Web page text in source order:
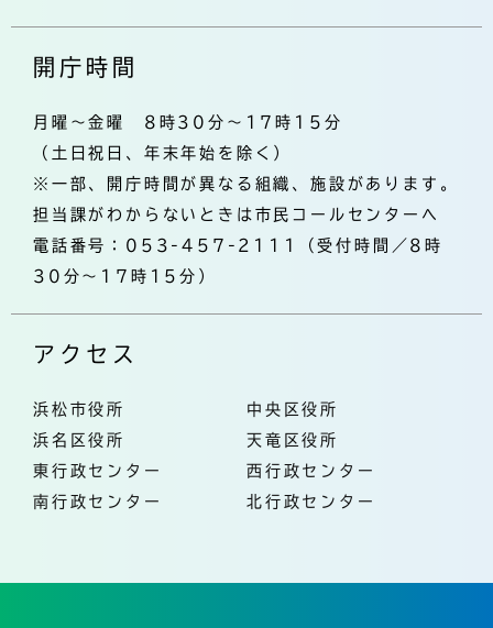
開庁時間
月曜～金曜 8時30分～17時15分
（土日祝日、年末年始を除く）
※一部、開庁時間が異なる組織、施設があります。
担当課がわからないときは市民コールセンターへ
電話番号：053-457-2111（受付時間／8時
30分～17時15分）
アクセス
浜松市役所
中央区役所
浜名区役所
天竜区役所
東行政センター
西行政センター
南行政センター
北行政センター